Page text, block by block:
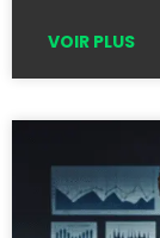
VOIR PLUS